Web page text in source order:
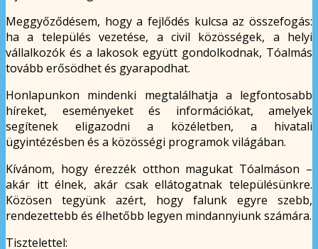
Meggyőződésem, hogy a fejlődés kulcsa az összefogás:
ha a település vezetése, a civil közösségek, a helyi
vállalkozók és a lakosok együtt gondolkodnak, Tóalmás
tovább erősödhet és gyarapodhat.
Honlapunkon mindenki megtalálhatja a legfontosabb
híreket, eseményeket és információkat, amelyek
segítenek eligazodni a közéletben, a hivatali
ügyintézésben és a közösségi programok világában.
Kívánom, hogy érezzék otthon magukat Tóalmáson –
akár itt élnek, akár csak ellátogatnak településünkre.
Közösen tegyünk azért, hogy falunk egyre szebb,
rendezettebb és élhetőbb legyen mindannyiunk számára.
Tisztelettel: